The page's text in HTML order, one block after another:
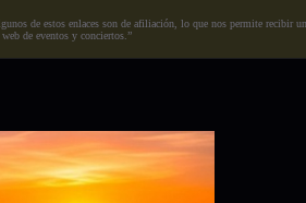
de estos enlaces son de afiliación, lo que nos permite recibir
de eventos y conciertos.”